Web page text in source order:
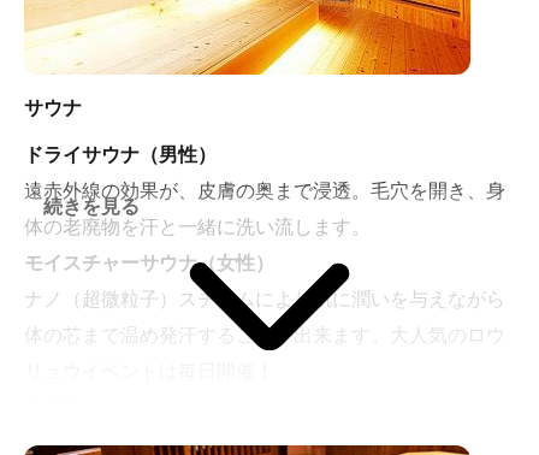
サウナ
ドライサウナ（男性）
遠赤外線の効果が、皮膚の奥まで浸透。毛穴を開き、身
体の老廃物を汗と一緒に洗い流します。
モイスチャーサウナ（女性）
ナノ（超微粒子）スチームにより肌に潤いを与えながら
体の芯まで温め発汗することが出来ます。大人気のロウ
蒸気と酸素を拡散している空間で身体に負担を掛けずに
続きを見る